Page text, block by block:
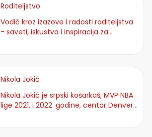
Roditeljstvo
Vodič kroz izazove i radosti roditeljstva
- saveti, iskustva i inspiracija za
Nikola Jokić
Nikola Jokić je srpski košarkaš, MVP NBA
lige 2021. i 2022. godine, centar Denver